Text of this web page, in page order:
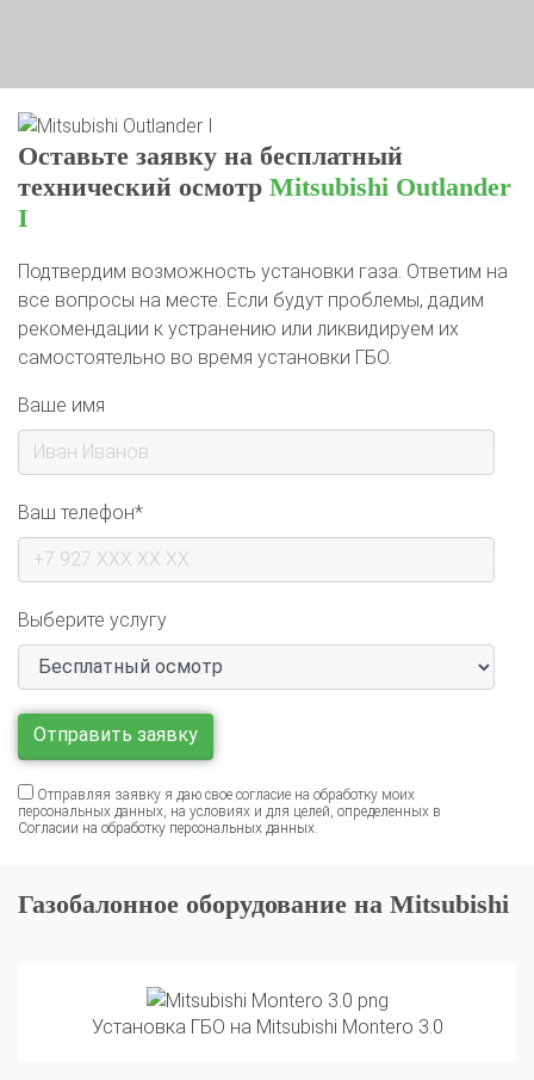
Оставьте заявку на бесплатный
технический осмотр Mitsubishi Outlander
I
Подтвердим возможность установки газа. Ответим на
все вопросы на месте. Если будут проблемы, дадим
рекомендации к устранению или ликвидируем их
самостоятельно во время установки ГБО.
Ваше имя
Ваш телефон*
Выберите услугу
Отправляя заявку я даю свое согласие на обработку моих
персональных данных, на условиях и для целей, определенных в
Согласии на обработку персональных данных
Газобалонное оборудование на Mitsubishi
Установка ГБО на Mitsubishi Montero 3.0